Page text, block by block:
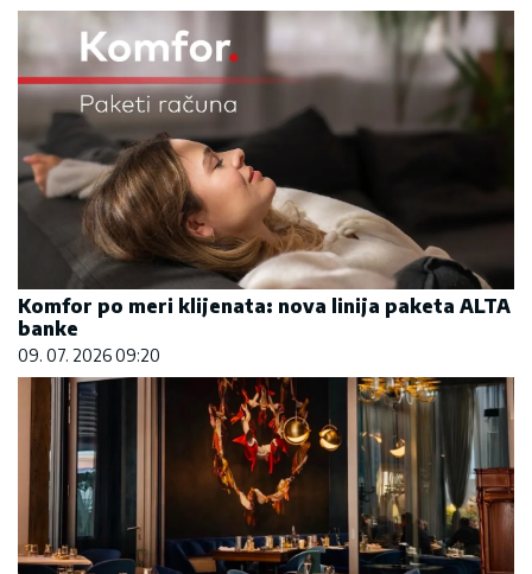
Komfor po meri klijenata: nova linija paketa ALTA
banke
09. 07. 2026 09:20